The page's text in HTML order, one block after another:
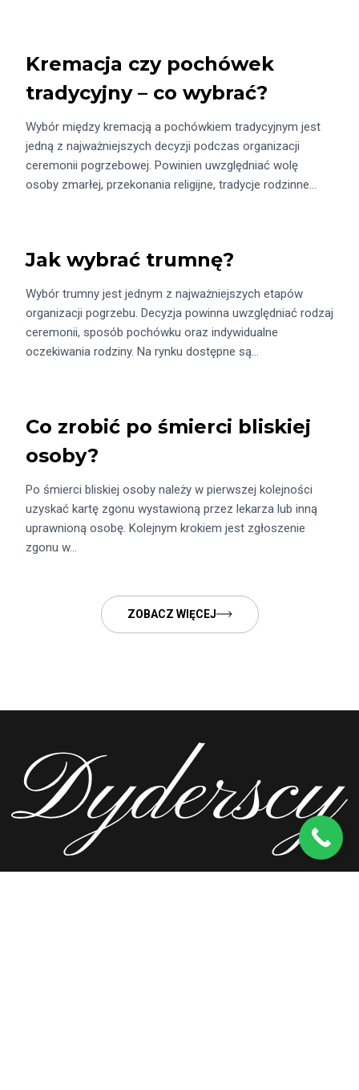
Kremacja czy pochówek
tradycyjny – co wybrać?
Wybór między kremacją a pochówkiem tradycyjnym jest
jedną z najważniejszych decyzji podczas organizacji
ceremonii pogrzebowej. Powinien uwzględniać wolę
osoby zmarłej, przekonania religijne, tradycje rodzinne…
Jak wybrać trumnę?
Wybór trumny jest jednym z najważniejszych etapów
organizacji pogrzebu. Decyzja powinna uwzględniać rodzaj
ceremonii, sposób pochówku oraz indywidualne
oczekiwania rodziny. Na rynku dostępne są…
Co zrobić po śmierci bliskiej
osoby?
Po śmierci bliskiej osoby należy w pierwszej kolejności
uzyskać kartę zgonu wystawioną przez lekarza lub inną
uprawnioną osobę. Kolejnym krokiem jest zgłoszenie
zgonu w…
ZOBACZ WIĘCEJ